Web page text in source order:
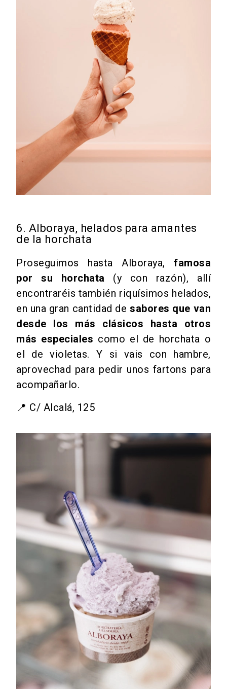
6. Alboraya, helados para amantes
de la horchata
Proseguimos hasta Alboraya, famosa
por su horchata (y con razón), allí
encontraréis también riquísimos helados,
en una gran cantidad desabores que van
desde los más clásicos hasta otros
más especiales como el de horchata o
el de violetas. Y si vais con hambre,
aprovechad para pedir unos fartons para
acompañarlo.
📍 C/ Alcalá, 125